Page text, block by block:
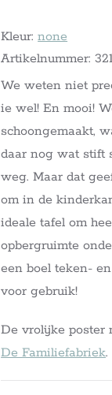
Kleur:none
Artikelnummer:
We weten niet
ie wel! En mooi!
schoongemaakt,
daar nog wat stift
weg. Maar dat
om in de
ideale tafel om
opbergruimte
een boel teken-
voor gebruik!
De vrolijke poster
De Familiefabriek.